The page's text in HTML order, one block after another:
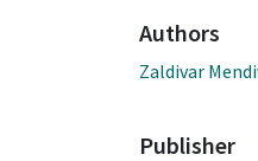
Authors
Zaldivar
Publisher